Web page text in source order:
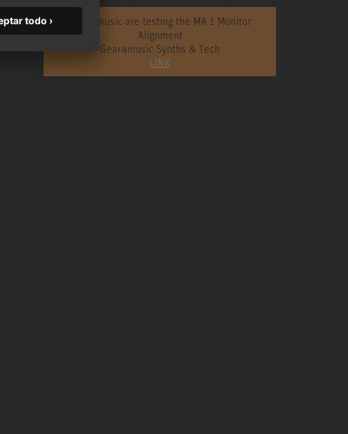
Gear4music are testing the MA 1 Monitor
Alignment
Gear4music Synths & Tech
LINK